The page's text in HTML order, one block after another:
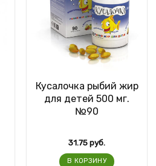
Кусалочка рыбий жир
для детей 500 мг.
№90
31.75руб.
В КОРЗИНУ